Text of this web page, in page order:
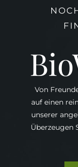
Von
auf einen
unserer
Überzeugen